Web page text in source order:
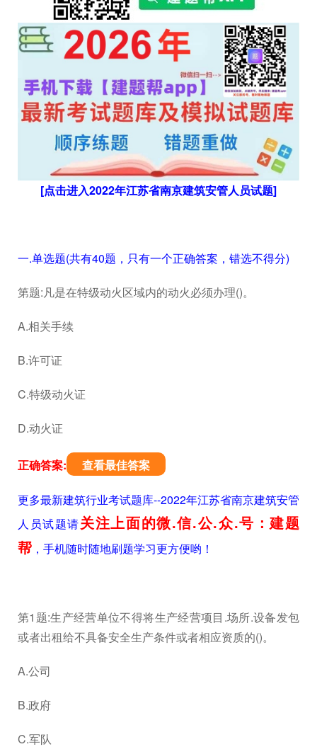
[点击进入2022年江苏省南京建筑安管人员试题]
一.单选题(共有40题，只有一个正确答案，错选不得分)
第题:凡是在特级动火区域内的动火必须办理()。
A.相关手续
B.许可证
C.特级动火证
D.动火证
正确答案: 查看最佳答案
更多最新建筑行业考试题库--2022年江苏省南京建筑安管
人员试题请关注上面的微.信.公.众.号：建题
帮 ，手机随时随地刷题学习更方便哟！
第1题:生产经营单位不得将生产经营项目.场所.设备发包
或者出租给不具备安全生产条件或者相应资质的()。
A.公司
B.政府
C.军队